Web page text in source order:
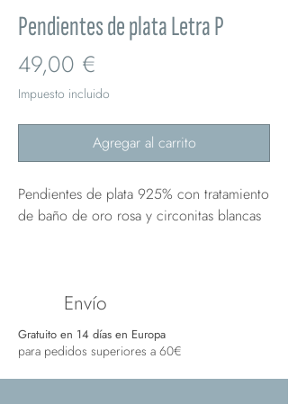
Pendientes de plata Letra P
49,00 €
Impuesto incluido
Agregar al carrito
Pendientes de plata 925% con tratamiento
de baño de oro rosa y circonitas blancas
Envío
Gratuito en 14 días en Europa
para pedidos superiores a 60€